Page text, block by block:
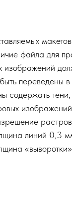
макетов
файла для
изображений
переведены в
содержать
линий 0,3